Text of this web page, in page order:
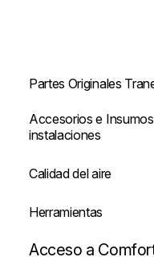
Partes Originales
Accesorios e
instalaciones
Calidad del aire
Herramientas
Acceso a